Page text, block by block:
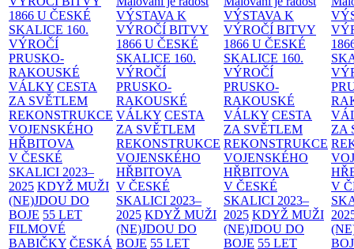
1866 U ČESKÉ
SKALICE 160.
VÝROČÍ
PRUSKO-
RAKOUSKÉ
VÁLKY CESTA
ZA SVĚTLEM
REKONSTRUKCE
VOJENSKÉHO
HŘBITOVA
V ČESKÉ
SKALICI 2023–
2025 KDYŽ MUŽI
(NE)JDOU DO
BOJE 55 LET
FILMOVÉ
BABIČKY ČESKÁ
VÝSTAVA K
VÝROČÍ BITVY
1866 U ČESKÉ
SKALICE 160.
VÝROČÍ
PRUSKO-
RAKOUSKÉ
VÁLKY CESTA
ZA SVĚTLEM
REKONSTRUKCE
VOJENSKÉHO
HŘBITOVA
V ČESKÉ
SKALICI 2023–
2025 KDYŽ MUŽI
(NE)JDOU DO
BOJE 55 LET
VÝSTAVA K
VÝROČÍ BITVY
1866 U ČESKÉ
SKALICE 160.
VÝROČÍ
PRUSKO-
RAKOUSKÉ
VÁLKY CESTA
ZA SVĚTLEM
REKONSTRUKCE
VOJENSKÉHO
HŘBITOVA
V ČESKÉ
SKALICI 2023–
2025 KDYŽ MUŽI
(NE)JDOU DO
BOJE 55 LET
ZA
V